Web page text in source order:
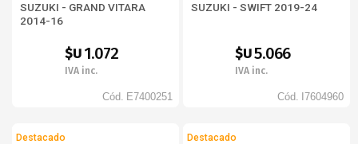
SUZUKI - GRAND VITARA
2014-16
$U1.072
IVA inc.
Cód. E7400251
SUZUKI - SWIFT 2019-24
$U5.066
IVA inc.
Cód. I7604960
Destacado Destacado